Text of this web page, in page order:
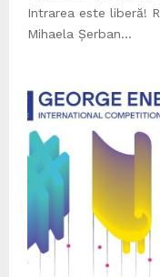
Intrarea este liberă!
Mihaela Șerban...